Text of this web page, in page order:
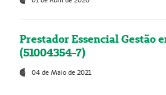
Prestador Essencial Gestão
(51004354-7)
04 de Maio de 2021